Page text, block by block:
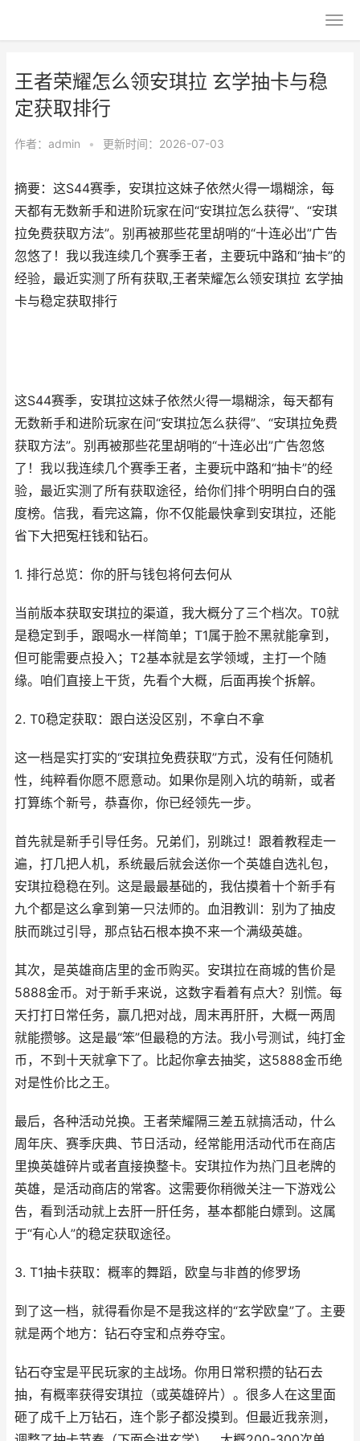
王者荣耀怎么领安琪拉 玄学抽卡与稳
定获取排行
作者： admin • 更新时间：2026-07-03
摘要：这S44赛季，安琪拉这妹子依然火得一塌糊涂，每
天都有无数新手和进阶玩家在问“安琪拉怎么获得”、“安琪
拉免费获取方法”。别再被那些花里胡哨的“十连必出”广告
忽悠了！我以我连续几个赛季王者，主要玩中路和“抽卡”的
经验，最近实测了所有获取,王者荣耀怎么领安琪拉 玄学抽
卡与稳定获取排行
这S44赛季，安琪拉这妹子依然火得一塌糊涂，每天都有
无数新手和进阶玩家在问“安琪拉怎么获得”、“安琪拉免费
获取方法”。别再被那些花里胡哨的“十连必出”广告忽悠
了！我以我连续几个赛季王者，主要玩中路和“抽卡”的经
验，最近实测了所有获取途径，给你们排个明明白白的强
度榜。信我，看完这篇，你不仅能最快拿到安琪拉，还能
省下大把冤枉钱和钻石。
1. 排行总览：你的肝与钱包将何去何从
当前版本获取安琪拉的渠道，我大概分了三个档次。T0就
是稳定到手，跟喝水一样简单；T1属于脸不黑就能拿到，
但可能需要点投入；T2基本就是玄学领域，主打一个随
缘。咱们直接上干货，先看个大概，后面再挨个拆解。
2. T0稳定获取：跟白送没区别，不拿白不拿
这一档是实打实的“安琪拉免费获取”方式，没有任何随机
性，纯粹看你愿不愿意动。如果你是刚入坑的萌新，或者
打算练个新号，恭喜你，你已经领先一步。
首先就是新手引导任务。兄弟们，别跳过！跟着教程走一
遍，打几把人机，系统最后就会送你一个英雄自选礼包，
安琪拉稳稳在列。这是最最基础的，我估摸着十个新手有
九个都是这么拿到第一只法师的。血泪教训：别为了抽皮
肤而跳过引导，那点钻石根本换不来一个满级英雄。
其次，是英雄商店里的金币购买。安琪拉在商城的售价是
5888金币。对于新手来说，这数字看着有点大？别慌。每
天打打日常任务，赢几把对战，周末再肝肝，大概一两周
就能攒够。这是最“笨”但最稳的方法。我小号测试，纯打金
币，不到十天就拿下了。比起你拿去抽奖，这5888金币绝
对是性价比之王。
最后，各种活动兑换。王者荣耀隔三差五就搞活动，什么
周年庆、赛季庆典、节日活动，经常能用活动代币在商店
里换英雄碎片或者直接换整卡。安琪拉作为热门且老牌的
英雄，是活动商店的常客。这需要你稍微关注一下游戏公
告，看到活动就上去肝一肝任务，基本都能白嫖到。这属
于“有心人”的稳定获取途径。
3. T1抽卡获取：概率的舞蹈，欧皇与非酋的修罗场
到了这一档，就得看你是不是我这样的“玄学欧皇”了。主要
就是两个地方：钻石夺宝和点券夺宝。
钻石夺宝是平民玩家的主战场。你用日常积攒的钻石去
抽，有概率获得安琪拉（或英雄碎片）。很多人在这里面
砸了成千上万钻石，连个影子都没摸到。但最近我亲测，